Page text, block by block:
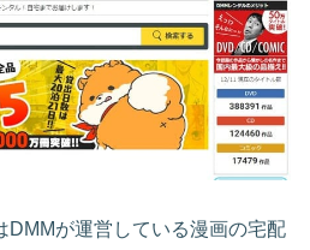
DMMが運営している漫画の宅配